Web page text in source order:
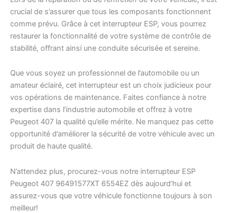
crucial de s’assurer que tous les composants fonctionnent
comme prévu. Grâce à cet interrupteur ESP, vous pourrez
restaurer la fonctionnalité de votre système de contrôle de
stabilité, offrant ainsi une conduite sécurisée et sereine.
Que vous soyez un professionnel de l’automobile ou un
amateur éclairé, cet interrupteur est un choix judicieux pour
vos opérations de maintenance. Faites confiance à notre
expertise dans l’industrie automobile et offrez à votre
Peugeot 407 la qualité qu’elle mérite. Ne manquez pas cette
opportunité d’améliorer la sécurité de votre véhicule avec un
produit de haute qualité.
N’attendez plus, procurez-vous notre interrupteur ESP
Peugeot 407 96491577XT 6554EZ dès aujourd’hui et
assurez-vous que votre véhicule fonctionne toujours à son
meilleur!